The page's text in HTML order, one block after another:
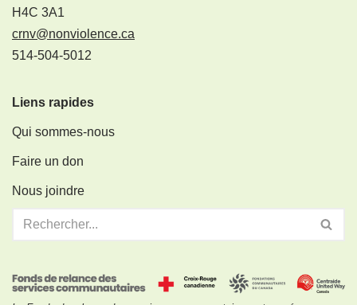
H4C 3A1
crnv@nonviolence.ca
514-504-5012
Liens rapides
Qui sommes-nous
Faire un don
Nous joindre